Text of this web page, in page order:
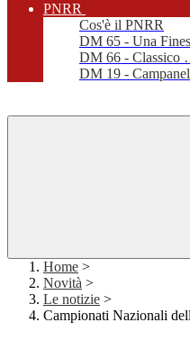
PNRR
Cos'è il PNRR
DM 65 - Una
DM 66 - Classico
DM 19 -
Home >
Novità >
Le notizie >
Campionati Nazionali